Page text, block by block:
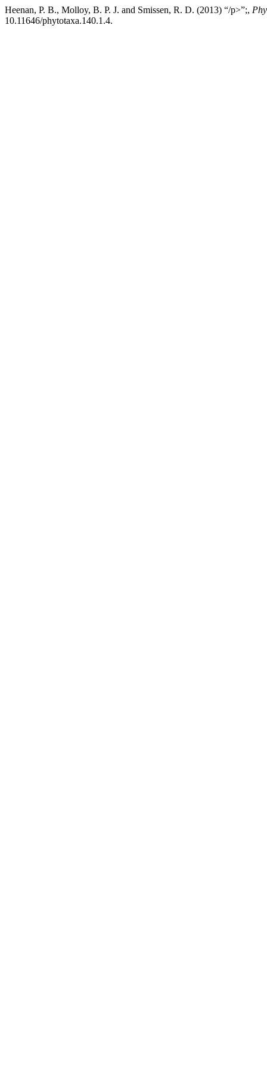
Heenan, P. B., Molloy, B. P. J. and Smissen, R. D. (2013) “/p>”;,
10.11646/phytotaxa.140.1.4.